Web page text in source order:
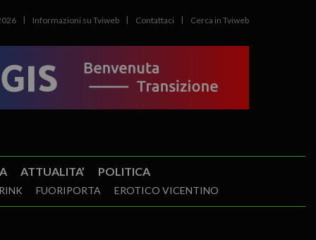
Informazioni su Tviweb Contattaci Cerca in Tviweb
ATTUALITA’ POLITICA
FUORIPORTA EROTICO VICENTINO